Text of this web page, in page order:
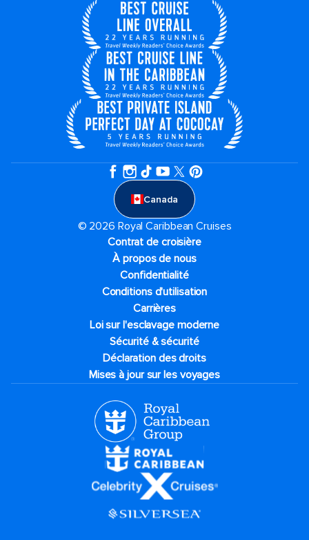
Canada
© 2026 Royal Caribbean Cruises
Contrat de croisière
À propos de nous
Confidentialité
Conditions d'utilisation
Carrières
Loi sur l'esclavage moderne
Sécurité & sécurité
Déclaration des droits
Mises à jour sur les voyages